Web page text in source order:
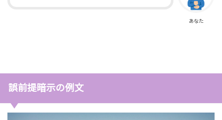
あなた
誤前提暗示の例文